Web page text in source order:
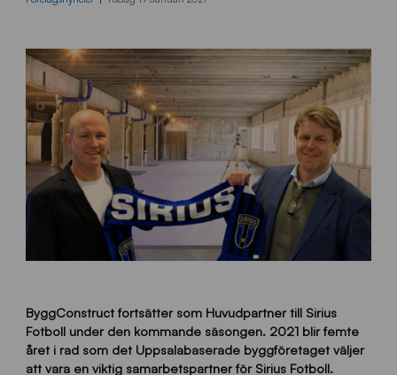
ByggConstruct fortsätter som Huvudpartner till Sirius
Fotboll under den kommande säsongen. 2021 blir femte
året i rad som det Uppsalabaserade byggföretaget väljer
att vara en viktig samarbetspartner för Sirius Fotboll.